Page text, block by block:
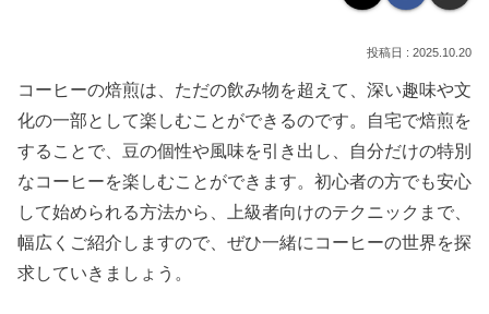
2025.10.20
コーヒーの焙煎は、ただの飲み物を超えて、深い趣味や文
化の一部として楽しむことができるのです。自宅で焙煎を
することで、豆の個性や風味を引き出し、自分だけの特別
なコーヒーを楽しむことができます。初心者の方でも安心
して始められる方法から、上級者向けのテクニックまで、
幅広くご紹介しますので、ぜひ一緒にコーヒーの世界を探
求していきましょう。